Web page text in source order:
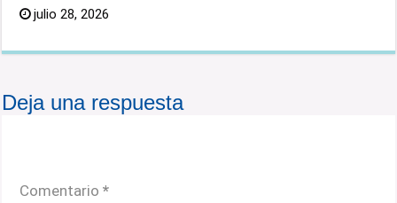
julio 28, 2026
Deja una respuesta
Comentario*